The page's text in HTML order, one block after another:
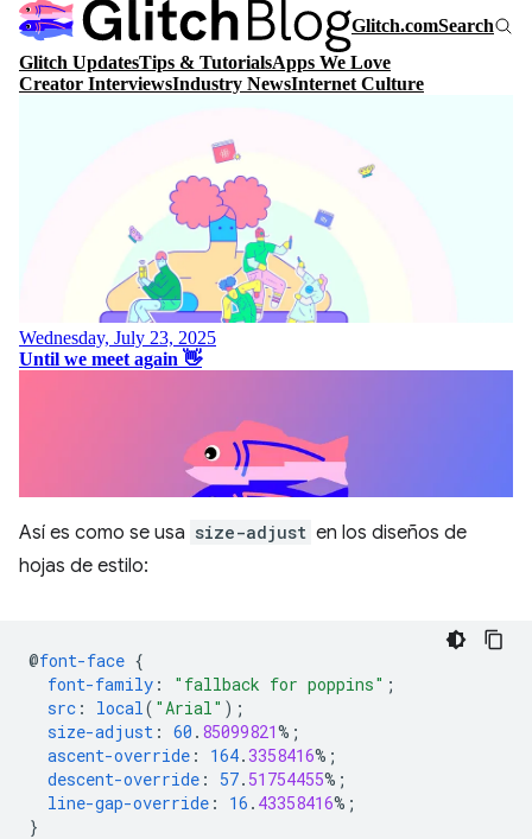
Así es como se usa size-adjust en los diseños de
hojas de estilo:
@font-face {
font-family : "fallback for poppins" ;
src : local ( "Arial" );
size-adjust : 60 . 85099821%;
ascent-override : 164. 3358416%;
descent-override : 57. 51754455%;
line-gap-override : 16 . 43358416%;
}